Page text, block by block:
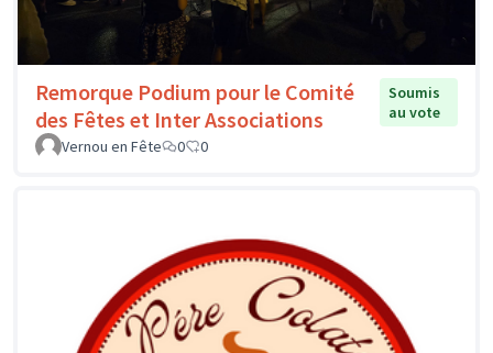
Remorque Podium pour le Comité
des Fêtes et Inter Associations
Soumis
au vote
Vernou en Fête
0 0